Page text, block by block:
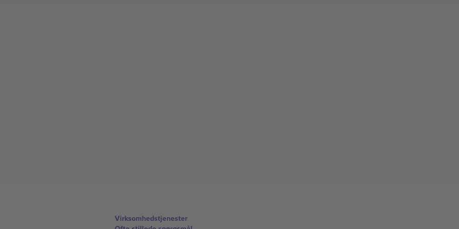
Virksomhedstjenester